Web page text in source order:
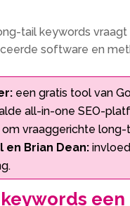
tail keywords
software en
een gratis tool van
all-in-one SEO-
vraaggerichte long-
en Brian Dean: